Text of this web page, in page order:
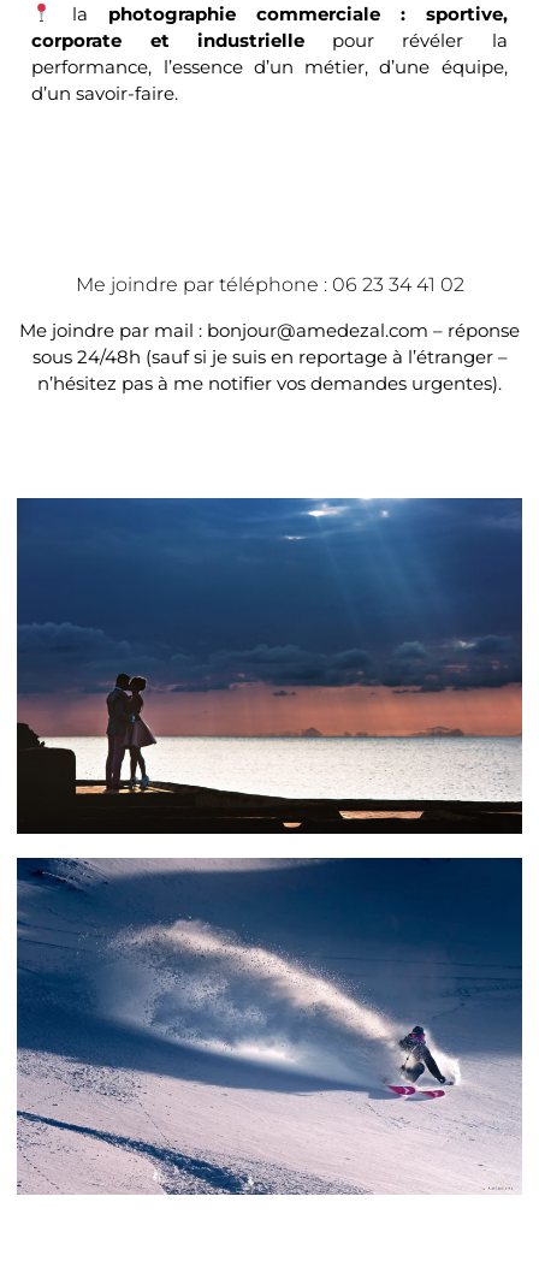
la photographie commerciale : sportive,
corporate et industriellepour révéler la
performance, l’essence d’un métier, d’une équipe,
d’un savoir-faire.
Me joindre par téléphone : 06 23 34 41 02
Me joindre par mail : bonjour@amedezal.com – réponse
sous 24/48h (sauf si je suis en reportage à l’étranger –
n’hésitez pas à me notifier vos demandes urgentes).